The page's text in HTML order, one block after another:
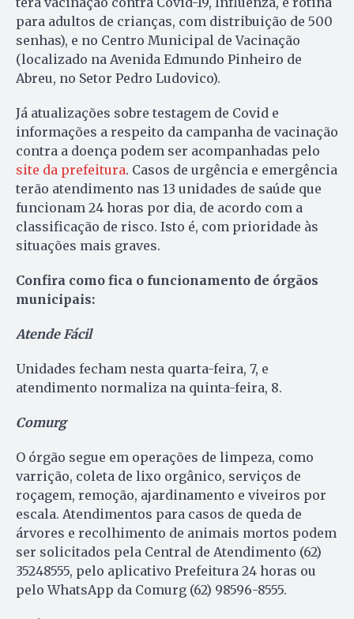
para adultos de crianças, com distribuição de 500
senhas), e no Centro Municipal de Vacinação
(localizado na Avenida Edmundo Pinheiro de
Abreu, no Setor Pedro Ludovico).
Já atualizações sobre testagem de Covid e
informações a respeito da campanha de vacinação
contra a doença podem ser acompanhadas pelo
site da prefeitura. Casos de urgência e emergência
terão atendimento nas 13 unidades de saúde que
funcionam 24 horas por dia, de acordo com a
classificação de risco. Isto é, com prioridade às
situações mais graves.
Confira como fica o funcionamento de órgãos
municipais:
Atende Fácil
Unidades fecham nesta quarta-feira, 7, e
atendimento normaliza na quinta-feira, 8.
Comurg
O órgão segue em operações de limpeza, como
varrição, coleta de lixo orgânico, serviços de
roçagem, remoção, ajardinamento e viveiros por
escala. Atendimentos para casos de queda de
árvores e recolhimento de animais mortos podem
ser solicitados pela Central de Atendimento (62)
35248555, pelo aplicativo Prefeitura 24 horas ou
pelo WhatsApp da Comurg (62) 98596-8555.